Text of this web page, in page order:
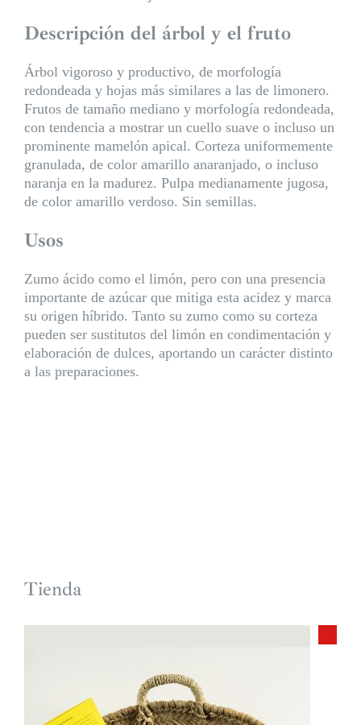
Descripción del árbol y el fruto
Árbol vigoroso y productivo, de morfología
redondeada y hojas más similares a las de limonero.
Frutos de tamaño mediano y morfología redondeada,
con tendencia a mostrar un cuello suave o incluso un
prominente mamelón apical. Corteza uniformemente
granulada, de color amarillo anaranjado, o incluso
naranja en la madurez. Pulpa medianamente jugosa,
de color amarillo verdoso. Sin semillas.
Usos
Zumo ácido como el limón, pero con una presencia
importante de azúcar que mitiga esta acidez y marca
su origen híbrido. Tanto su zumo como su corteza
pueden ser sustitutos del limón en condimentación y
elaboración de dulces, aportando un carácter distinto
a las preparaciones.
Tienda